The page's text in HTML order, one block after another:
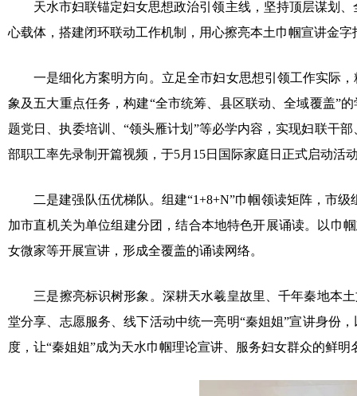
天水市妇联锚定妇女思想政治引领主线，坚持顶层谋划、
心载体，搭建闭环联动工作机制，用心擦亮本土巾帼宣讲金
一是细化方案明方向。立足全市妇女思想引领工作实际，
象及五大重点任务，构建“全市统筹、县区联动、全域覆盖”
题党日、执委培训、“领头雁计划”等必学内容，实现妇联干
部职工率先录制开篇视频，于5月15日国际家庭日正式启动
二是建强队伍优梯队。组建“1+8+N”巾帼领读矩阵，市级
加市直机关为单位组建分团，结合本地特色开展诵读。以巾
女微家等开展宣讲，形成全覆盖的诵读网络。
三是擦亮标识树形象。深耕天水羲皇故里、千年秦地本土
堂分享、志愿服务、线下活动中统一亮明“秦姐姐”宣讲身份
度，让“秦姐姐”成为天水巾帼理论宣讲、服务妇女群众的鲜明